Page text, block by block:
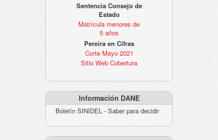
Sentencia Consejo de
Estado
Matrícula menores de
5 años
Pereira en Cifras
Corte Mayo 2021
Sitio Web Cobertura
Información DANE
Boletín SINIDEL - Saber para decidir